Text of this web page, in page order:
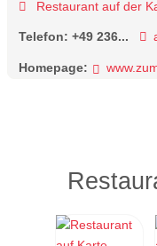
Restaurant auf der
Telefon: +49 236...
Homepage: